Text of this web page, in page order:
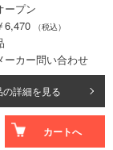
ープン
6,470 （税込）
ーカー問い合わせ
の詳細を見る
カートへ